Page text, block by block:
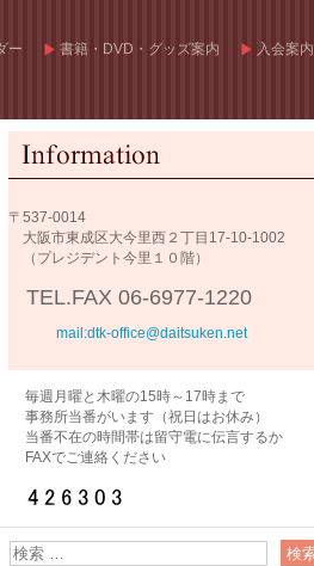
〒537-0014
大阪市東成区大今里西２丁目17-10-1002
（プレジデント今里１０階）
TEL.FAX 06-6977-1220
mail:dtk-office@daitsuken.net
ー 書籍・DVD・グッズ案内 入会案内
毎週月曜と木曜の15時～17時まで
事務所当番がいます（祝日はお休み）
当番不在の時間帯は留守電に伝言するか
FAXでご連絡ください